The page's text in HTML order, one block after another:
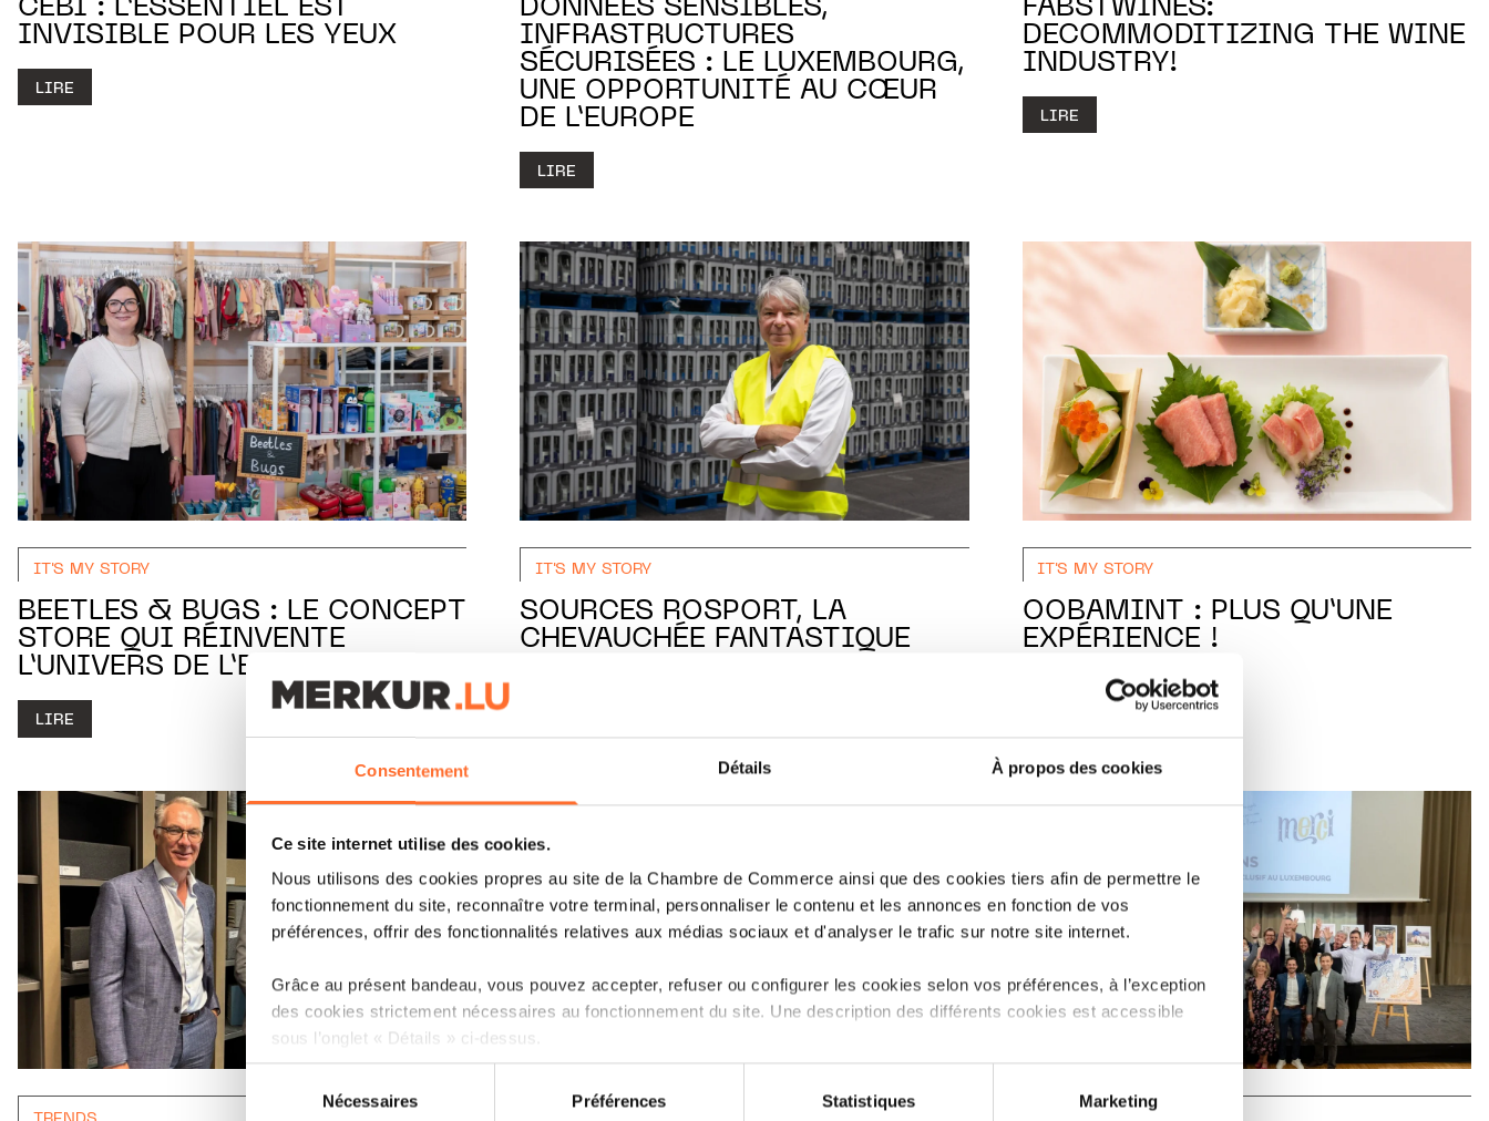
Consentement Détails À propos des cookies
Ce site internet utilise des cookies.
Nous utilisons des cookies propres au site de la Chambre de Commerce ainsi que des cookies tiers afin de permettre le
fonctionnement du site, reconnaître votre terminal, personnaliser le contenu et les annonces en fonction de vos
préférences, offrir des fonctionnalités relatives aux médias sociaux et d'analyser le trafic sur notre site internet.
Grâce au présent bandeau, vous pouvez accepter, refuser ou configurer les cookies selon vos préférences, à l’exception
des cookies strictement nécessaires au fonctionnement du site. Une description des différents cookies est accessible
sous l’onglet « Détails » ci-dessus.
Il est précisé que la navigation sur le site et certaines fonctionnalités (ex : lecture de vidéos, partage sur les réseaux
Sélection
du
Nécessaires Préférences Statistiques Marketing
CEBI : L’ESSENTIEL EST
INVISIBLE POUR LES YEUX
LIRE
DONNÉES SENSIBLES,
INFRASTRUCTURES
SÉCURISÉES : LE LUXEMBOURG,
UNE OPPORTUNITÉ AU CŒUR
DE L’EUROPE
LIRE
FABSTWINES:
DECOMMODITIZING THE WINE
INDUSTRY!
LIRE
IT'S MY STORY
BEETLES & BUGS : LE CONCEPT
STORE QUI RÉINVENTE
L’UNIVERS DE L’ENFANT
LIRE
IT'S MY STORY
SOURCES ROSPORT, LA
CHEVAUCHÉE FANTASTIQUE
IT'S MY STORY
OOBAMINT : PLUS QU’UNE
EXPÉRIENCE !